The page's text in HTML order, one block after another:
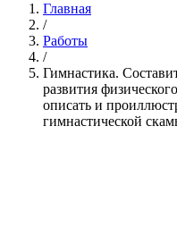
Главная
/
Работы
/
Гимнастика.
развития
описать и
гимнастической